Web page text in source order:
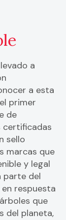
a
a esta
primer
de
certificadas
sello
marcas que
y legal
parte del
respuesta
que
del planeta,